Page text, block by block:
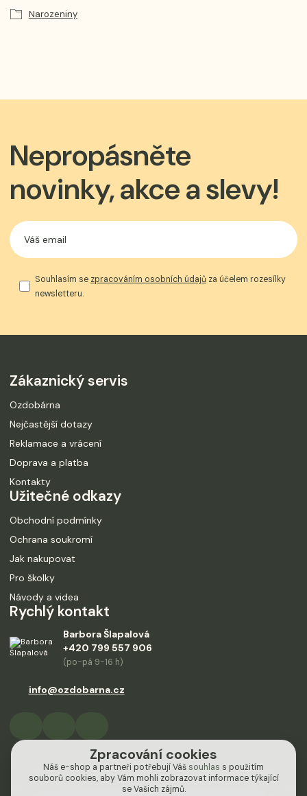
Narozeniny
Nepropásněte
novinky, akce a slevy!
Souhlasím se zpracováním osobních údajů za účelem rozesílky
newsletteru.
Zákaznický servis
Ozdobárna
Nejčastější dotazy
Reklamace a vrácení
Doprava a platba
Kontakty
Užitečné odkazy
Obchodní podmínky
Ochrana soukromí
Jak nakupovat
Pro školky
Návody a videa
Rychlý kontakt
Barbora Šlapalová
+420 799 557 906
(po-pá 9-16 h)
info@ozdobarna.cz
Zpracování cookies
Náš e-shop a partneři potřebují Váš souhlas s použitím
souborů cookies, aby Vám mohli zobrazovat informace týkající
se Vašich zájmů.